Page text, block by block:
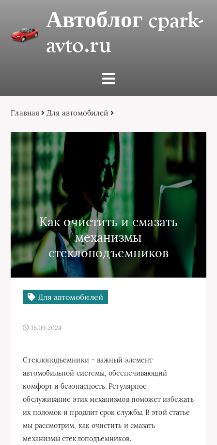
Автоблог cpark-
avto.ru
Главная Для автомобилей
Как очистить и смазать
механизмы
стеклоподъемников
Для автомобилей
18.09.2024
Стеклоподъемники – важный элемент
автомобильной системы, обеспечивающий
комфорт и безопасность. Регулярное
обслуживание этих механизмов поможет избежать
их поломок и продлит срок службы. В этой статье
мы рассмотрим, как очистить и смазать
механизмы стеклоподъемников.